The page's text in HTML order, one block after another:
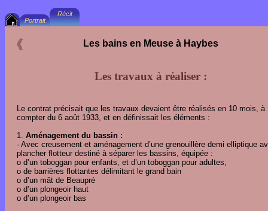
Les bains en Meuse à Haybes
Les travaux à réaliser :
Le contrat précisait que les travaux devaient être réalisés en 10 mois, à
compter du 6 août 1933, et en définissait les éléments :
1. Aménagement du bassin :
· Avec creusement et aménagement d’une grenouillère demi elliptique
plancher flotteur destiné à séparer les bassins, équipée :
o d’un toboggan pour enfants, et d’un toboggan pour adultes,
o de barrières flottantes délimitant le grand bain
o d’un mât de Beaupré
o d’un plongeoir haut
o d’un plongeoir bas